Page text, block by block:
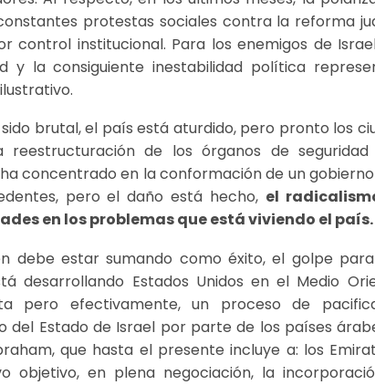
protestas sociales contra la reforma
control institucional. Para los enemigos de
y la consiguiente inestabilidad política
sido brutal, el país está aturdido, pero pronto los
reestructuración de los órganos de
concentrado en la conformación de un
pero el daño está hecho, el
en los problemas que está viviendo el país.
debe estar sumando como éxito, el golpe
desarrollando Estados Unidos en el Medio
pero efectivamente, un proceso de
del Estado de Israel por parte de los países
que hasta el presente incluye a: los
objetivo, en plena negociación, la